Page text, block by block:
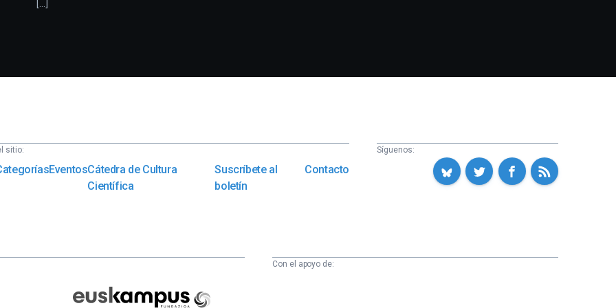
[...]
sitio:
EventosCátedra de Cultura
Científica
Suscríbete al
boletín
Contacto
Síguenos:
Fundazioa
Con el apoyo de: